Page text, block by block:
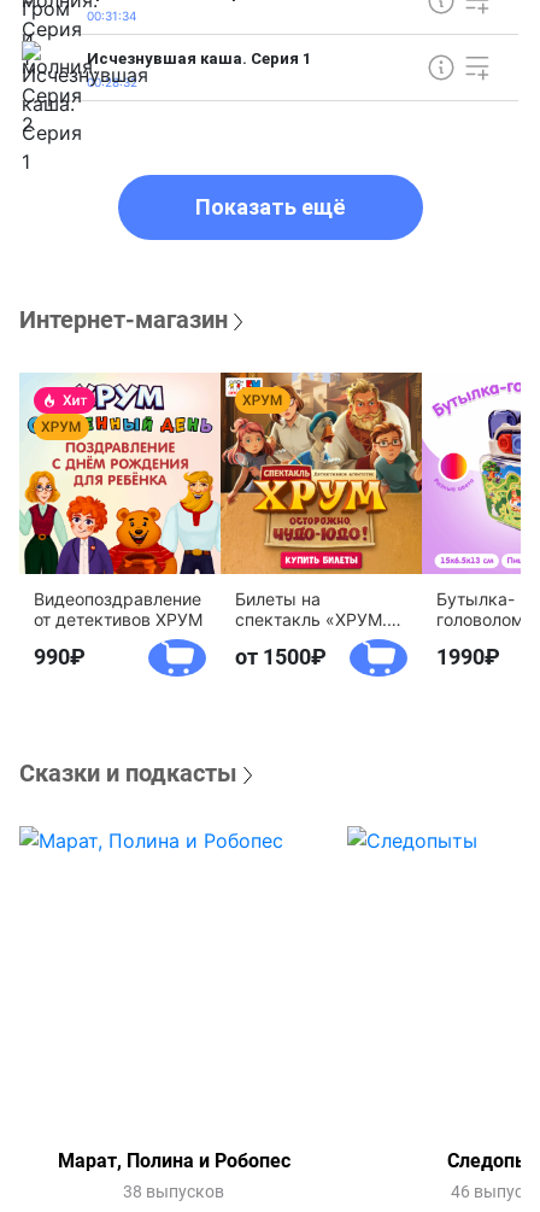
00:31:34
Исчезнувшая каша. Серия 1
00:28:32
Показать ещё
Интернет-магазин
Видеопоздравление
от детективов ХРУМ
990
Билеты на
спектакль «ХРУМ.
Осторожно, Чудо-
Юдо!»
от 1500
Бутылка-
агентство
1990
Сказки и подкасты
Марат, Полина и Робопес
38 выпусков 46